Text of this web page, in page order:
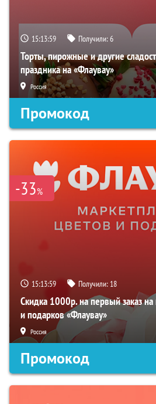
15:13:58 Получили:6
Торты, пирожные и другие
праздника на «Флаувау»
Россия
Промокод
-33%
15:13:58 Получили: 18
Скидка 1000р. на первый заказ
и подарков «Флаувау»
Россия
Промокод